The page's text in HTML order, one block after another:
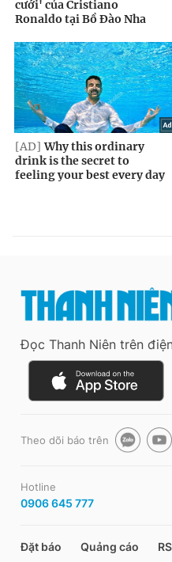
Đọc Thanh Niên trên
Theo dõi báo trên
Hotline
0906 645 777
Đặt báo Quảng cáo